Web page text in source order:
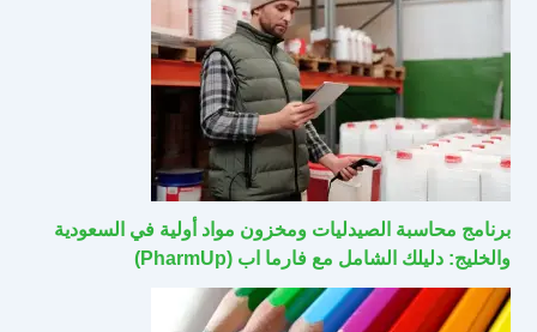
برنامج محاسبة الصيدليات ومخزون مواد أولية في السعودية
والخليج: دليلك الشامل مع فارما اب (PharmUp)